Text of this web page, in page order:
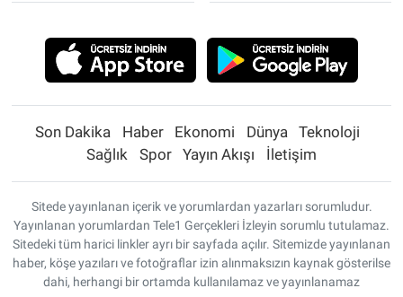
Son Dakika Haber Ekonomi Dünya
Teknoloji
Sağlık
Spor Yayın Akışı İletişim
Sitede yayınlanan içerik ve yorumlardan yazarları sorumludur.
Yayınlanan yorumlardan Tele1 Gerçekleri İzleyin sorumlu tutulamaz.
Sitedeki tüm harici linkler ayrı bir sayfada açılır. Sitemizde yayınlanan
haber, köşe yazıları ve fotoğraflar izin alınmaksızın kaynak gösterilse
dahi, herhangi bir ortamda kullanılamaz ve yayınlanamaz